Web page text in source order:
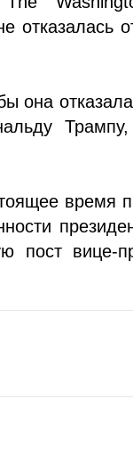
отказалась
она
время
пост вице-